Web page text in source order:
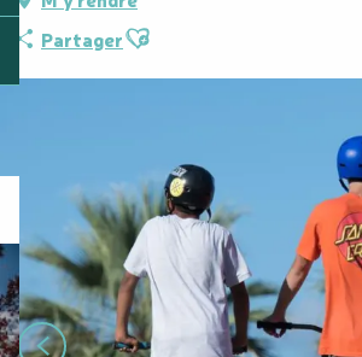
PartagerAjouter aux favoris